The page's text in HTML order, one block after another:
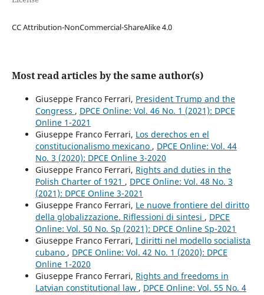
CC Attribution-NonCommercial-ShareAlike 4.0
Most read articles by the same author(s)
Giuseppe Franco Ferrari, President Trump and the
Congress , DPCE Online: Vol. 46 No. 1 (2021): DPCE
Online 1-2021
Giuseppe Franco Ferrari, Los derechos en el
constitucionalismo mexicano , DPCE Online: Vol. 44
No. 3 (2020): DPCE Online 3-2020
Giuseppe Franco Ferrari, Rights and duties in the
Polish Charter of 1921 , DPCE Online: Vol. 48 No. 3
(2021): DPCE Online 3-2021
Giuseppe Franco Ferrari, Le nuove frontiere del diritto
della globalizzazione. Riflessioni di sintesi , DPCE
Online: Vol. 50 No. Sp (2021): DPCE Online Sp-2021
Giuseppe Franco Ferrari, I diritti nel modello socialista
cubano , DPCE Online: Vol. 42 No. 1 (2020): DPCE
Online 1-2020
Giuseppe Franco Ferrari, Rights and freedoms in
Latvian constitutional law , DPCE Online: Vol. 55 No. 4